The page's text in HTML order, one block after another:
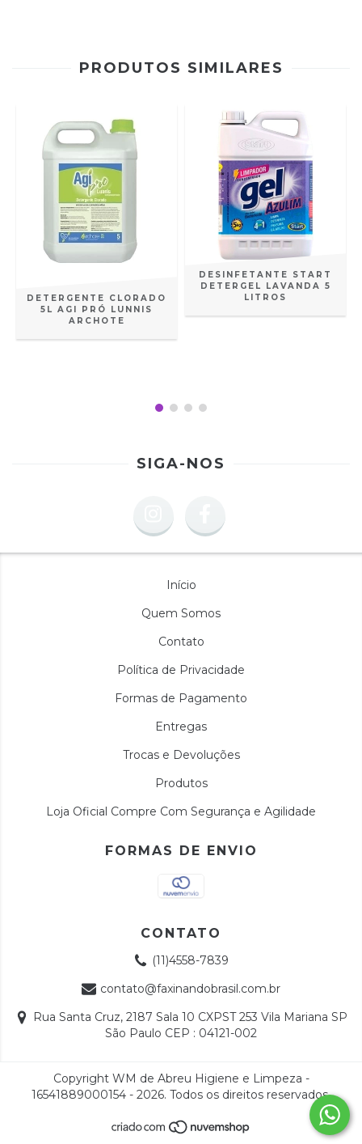
PRODUTOS SIMILARES
DETERGENTE CLORADO
5L AGI PRÓ LUNNIS
ARCHOTE
DESINFETANTE START
DETERGEL LAVANDA 5
LITROS
SIGA-NOS
Início
Quem Somos
Contato
Política de Privacidade
Formas de Pagamento
Entregas
Trocas e Devoluções
Produtos
Loja Oficial Compre Com Segurança e Agilidade
FORMAS DE ENVIO
CONTATO
(11)4558-7839
contato@faxinandobrasil.com.br
Rua Santa Cruz, 2187 Sala 10 CXPST 253 Vila Mariana SP
São Paulo CEP : 04121-002
Copyright WM de Abreu Higiene e Limpeza -
16541889000154 - 2026. Todos os direitos reservados.